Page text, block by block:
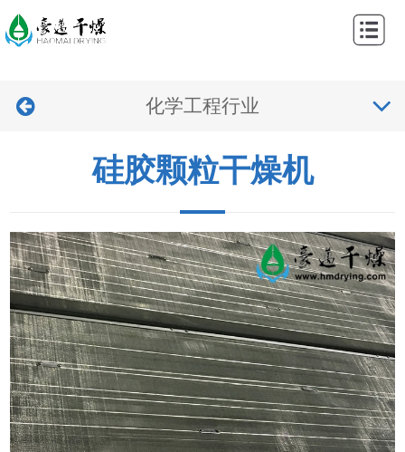
网
例
中
心
视
频
中
心
联
系
我
们
化学工程行业
硅胶颗粒干燥机